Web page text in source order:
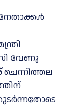
വേണു​